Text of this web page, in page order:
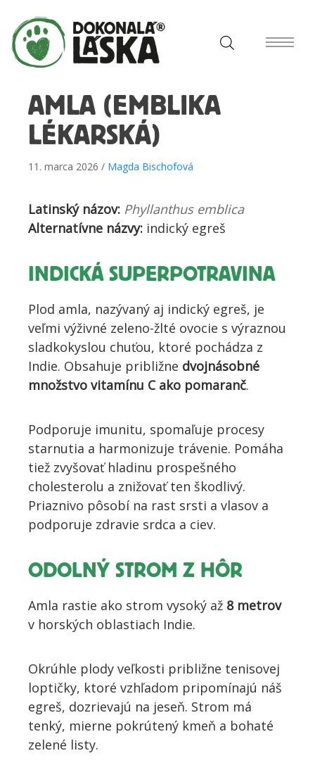
AMLA (EMBLIKA
LÉKARSKÁ)
11. marca 2026 / Magda Bischofová
Latinský názov: Phyllanthus emblica
Alternatívne názvy: indický egreš
INDICKÁ SUPERPOTRAVINA
Plod amla, nazývaný aj indický egreš, je
veľmi výživné zeleno-žlté ovocie s výraznou
sladkokyslou chuťou, ktoré pochádza z
Indie. Obsahuje približne dvojnásobné
množstvo vitamínu C ako pomaranč.
Podporuje imunitu, spomaľuje procesy
starnutia a harmonizuje trávenie. Pomáha
tiež zvyšovať hladinu prospešného
cholesterolu a znižovať ten škodlivý.
Priaznivo pôsobí na rast srsti a vlasov a
podporuje zdravie srdca a ciev.
ODOLNÝ STROM Z HÔR
Amla rastie ako strom vysoký až 8 metrov
v horských oblastiach Indie.
Okrúhle plody veľkosti približne tenisovej
loptičky, ktoré vzhľadom pripomínajú náš
egreš, dozrievajú na jeseň. Strom má
tenký, mierne pokrútený kmeň a bohaté
zelené listy.